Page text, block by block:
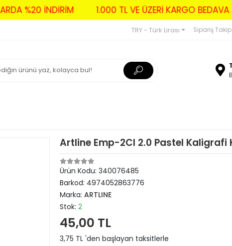
%20 İNDİRİM 1.000 TL VE ÜZERİ KARGO BEDAVA
TRY - Türk Lirası Sipariş Takip
Artline Emp-2Cl 2.0 Pastel Kaligrafi
Ürün Kodu: 340076485
Barkod: 4974052863776
Marka: ARTLINE
Stok: 2
45,00 TL
3,75 TL 'den başlayan taksitlerle